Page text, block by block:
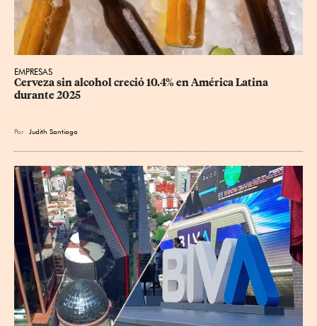
EMPRESAS
Cerveza sin alcohol creció 10.4% en América Latina
durante 2025
Por Judith Santiago